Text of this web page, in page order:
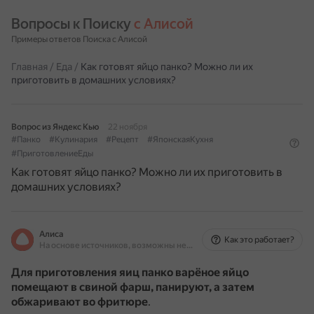
Вопросы к Поиску с Алисой
Примеры ответов Поиска с Алисой
Главная / Еда / Как готовят яйцо панко? Можно ли их
приготовить в домашних условиях?
Вопрос из Яндекс Кью
22 ноября
#Панко
#Кулинария #Рецепт
#ЯпонскаяКухня
#ПриготовлениеЕды
Как готовят яйцо панко? Можно ли их приготовить в
домашних условиях?
Алиса
На основе источников, возможны неточности
Как это работает?
Для приготовления яиц панко варёное яйцо
помещают в свиной фарш, панируют, а затем
обжаривают во фритюре.